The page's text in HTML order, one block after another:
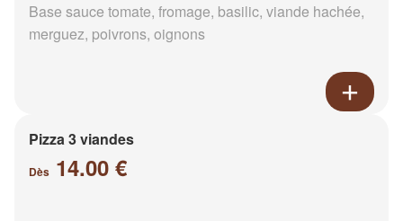
Base sauce tomate, fromage, basilic, viande hachée,
merguez, poivrons, oignons
Pizza 3 viandes
Dès 14.00 €